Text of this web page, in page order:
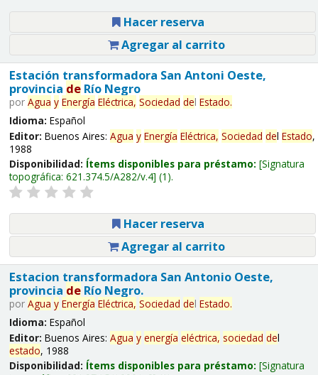
Hacer reserva
Agregar al carrito
Estación transformadora San Antoni Oeste,
provincia deRío Negro
por Agua y Energía Eléctrica, Sociedad del Estado.
Idioma: Español
Editor: Buenos Aires: Agua y Energía Eléctrica, Sociedad del Estado,
1988
Disponibilidad: Ítems disponibles para préstamo: Signatura
topográfica: 621.374.5/A282/v.4 (1).
Hacer reserva
Agregar al carrito
Estacion transformadora San Antonio Oeste,
provincia deRío Negro.
por Agua y Energía Eléctrica, Sociedad del Estado.
Idioma: Español
Editor: Buenos Aires: Agua y energía eléctrica, sociedad del
estado, 1988
Disponibilidad: Ítems disponibles para préstamo: Signatura